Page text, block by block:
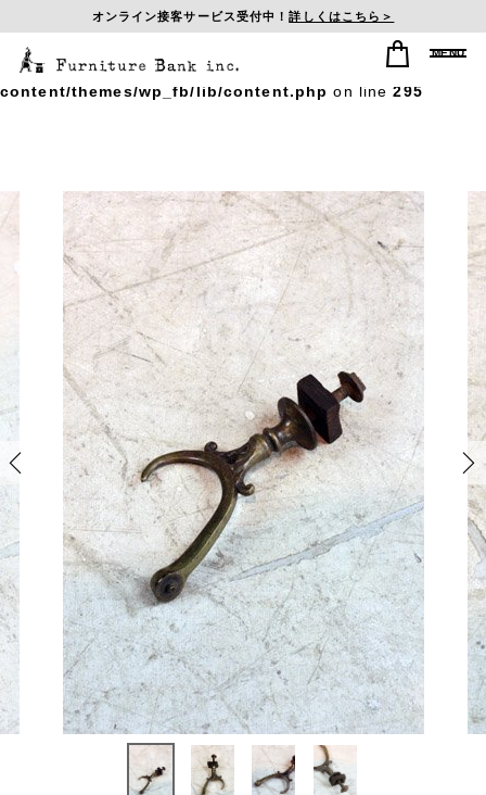
: Undefined array key "postid_history" in
/home/sasagumi/f-b-inc.com/public_html/wp/wp-
content/themes/wp_fb/lib/content.php on line295
オンライン接客サービス受付中！詳しくはこちら＞